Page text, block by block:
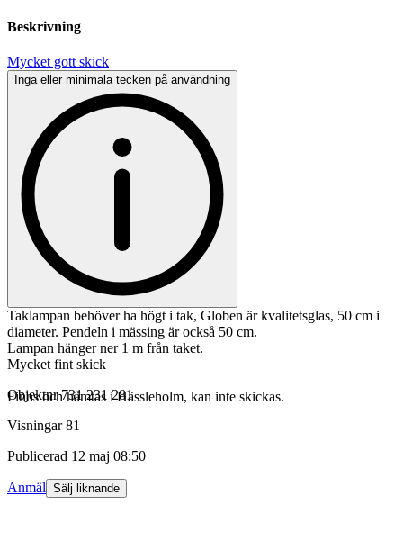
Beskrivning
Mycket gott skick
Inga eller minimala tecken på användning
Taklampan behöver ha högt i tak, Globen är kvalitetsglas, 50 cm i
diameter. Pendeln i mässing är också 50 cm.
Lampan hänger ner 1 m från taket.
Mycket fint skick
Finns och hämtas i Hässleholm, kan inte skickas.
Objektnr 731 231 281
Visningar 81
Publicerad 12 maj 08:50
Anmäl Sälj liknande